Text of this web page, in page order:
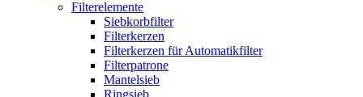
Filterelemente
Siebkorbfilter
Filterkerzen
Filterkerzen für Automatikfilter
Filterpatrone
Mantelsieb